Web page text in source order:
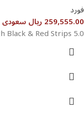
فورد
259,555.00 ريال سعودى
5.0 GT Preimum with Black & Red Strips